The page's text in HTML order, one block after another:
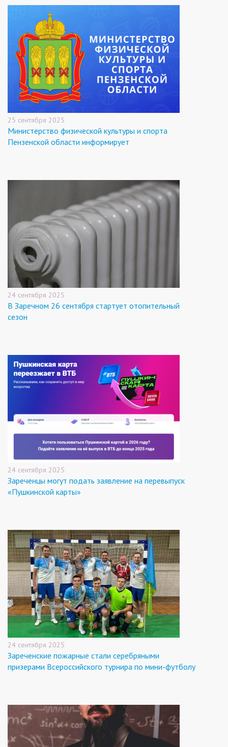
25 сентября 2025
Министерство физической культуры и спорта
Пензенской области информирует
24 сентября 2025
В Заречном 26 сентября стартует отопительный
сезон
24 сентября 2025
Зареченцы могут подать заявление на перевыпуск
«Пушкинской карты»
24 сентября 2025
Зареченские пожарные стали серебряными
призерами Всероссийского турнира по мини-футболу